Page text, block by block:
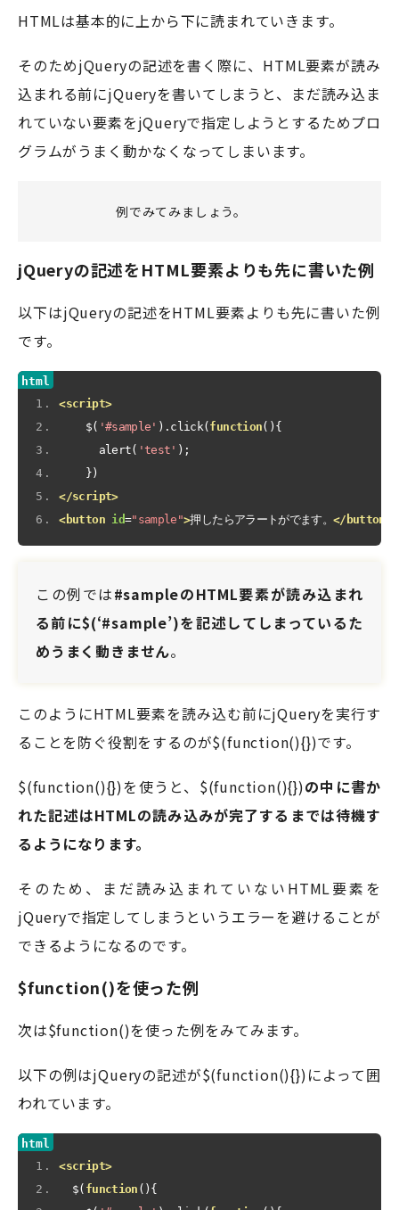
HTMLは基本的に上から下に読まれていきます。
そのためjQueryの記述を書く際に、HTML要素が読み
込まれる前にjQueryを書いてしまうと、まだ読み込ま
れていない要素をjQueryで指定しようとするためプロ
グラムがうまく動かなくなってしまいます。
例でみてみましょう。
jQueryの記述をHTML要素よりも先に書いた例
以下はjQueryの記述をHTML要素よりも先に書いた例
です。
<script>
    $
( '#sample' ). click( function(){
      alert
( 'test' );
})
</script>
<button id="sample">押したらアラートがでます。</button>
この例では#sampleのHTML要素が読み込まれ
る前に$(‘#sample’)を記述してしまっているた
めうまく動きません。
このようにHTML要素を読み込む前にjQueryを実行す
ることを防ぐ役割をするのが$(function(){})です。
$(function(){})を使うと、$(function(){})の中に書か
れた記述はHTMLの読み込みが完了するまでは待機す
るようになります。
そのため、まだ読み込まれていないHTML要素を
jQueryで指定してしまうというエラーを避けることが
できるようになるのです。
$function()を使った例
次は$function()を使った例をみてみます。
以下の例はjQueryの記述が$(function(){})によって囲
われています。
<script>
  $
( function (){